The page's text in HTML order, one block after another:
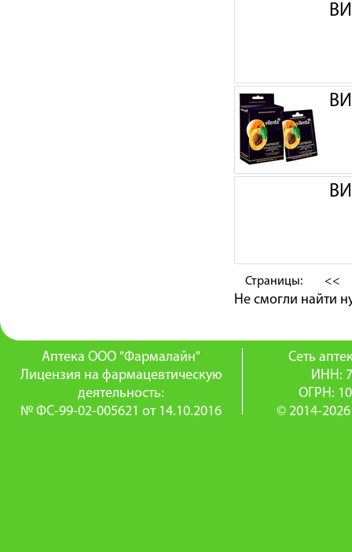
Страницы: <<
Не смогли найти
Аптека ООО "Фармалайн"
Лицензия на фармацевтическую
деятельность:
№ ФС-99-02-005621 от 14.10.2016
Сеть
ИНН:
ОГРН:
© 2014-